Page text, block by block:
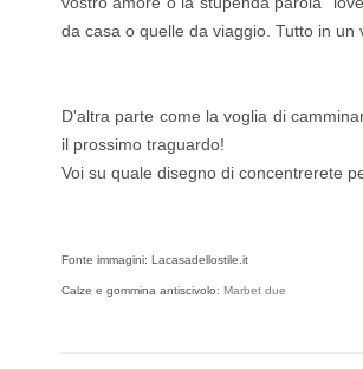
da casa o quelle da viaggio. Tutto in un
D'altra parte come la voglia di
il prossimo traguardo!
Voi su quale disegno di concentrerete
Fonte immagini: Lacasadellostile.it
Calze e gommina antiscivolo: Marbet due